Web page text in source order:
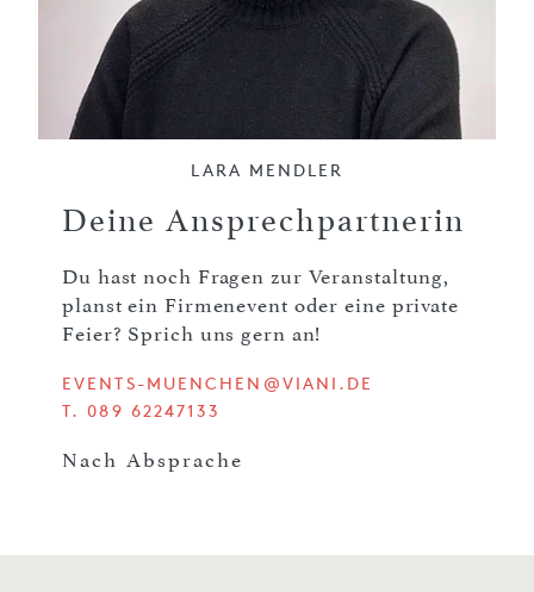
LARA MENDLER
Deine Ansprechpartnerin
Du hast noch Fragen zur Veranstaltung,
planst ein Firmenevent oder eine private
Feier? Sprich uns gern an!
EVENTS-MUENCHEN@VIANI.DE
T. 089 62247133
Nach Absprache